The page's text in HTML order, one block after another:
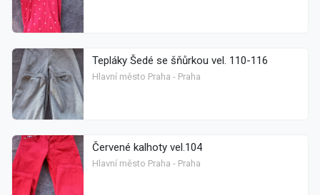
Tepláky Šedé se šňůrkou vel. 110-116
Hlavní město Praha - Praha
Červené kalhoty vel.104
Hlavní město Praha - Praha